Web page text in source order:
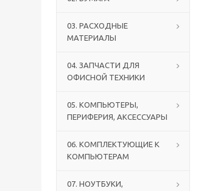
03. РАСХОДНЫЕ
МАТЕРИАЛЫ
04. ЗАПЧАСТИ ДЛЯ
ОФИСНОЙ ТЕХНИКИ
05. КОМПЬЮТЕРЫ,
ПЕРИФЕРИЯ, АКСЕССУАРЫ
06. КОМПЛЕКТУЮЩИЕ К
КОМПЬЮТЕРАМ
07. НОУТБУКИ,